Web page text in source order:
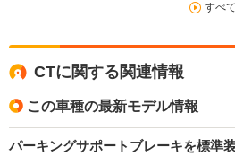
すべ
CTに関する関連情報
この車種の最新モデル情報
パーキングサポートブレーキを標準